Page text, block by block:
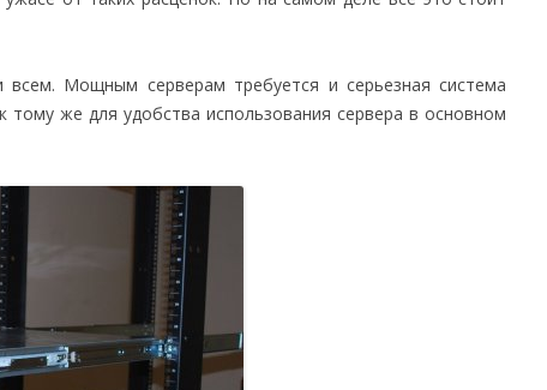
всем. Мощным серверам требуется и серьезная система
же для удобства использования сервера в основном